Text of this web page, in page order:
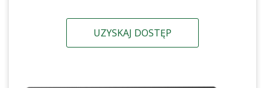
UZYSKAJ DOSTĘP